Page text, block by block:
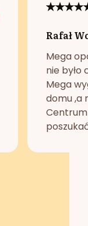
Rafał
Mega
nie było
Mega
domu ,a